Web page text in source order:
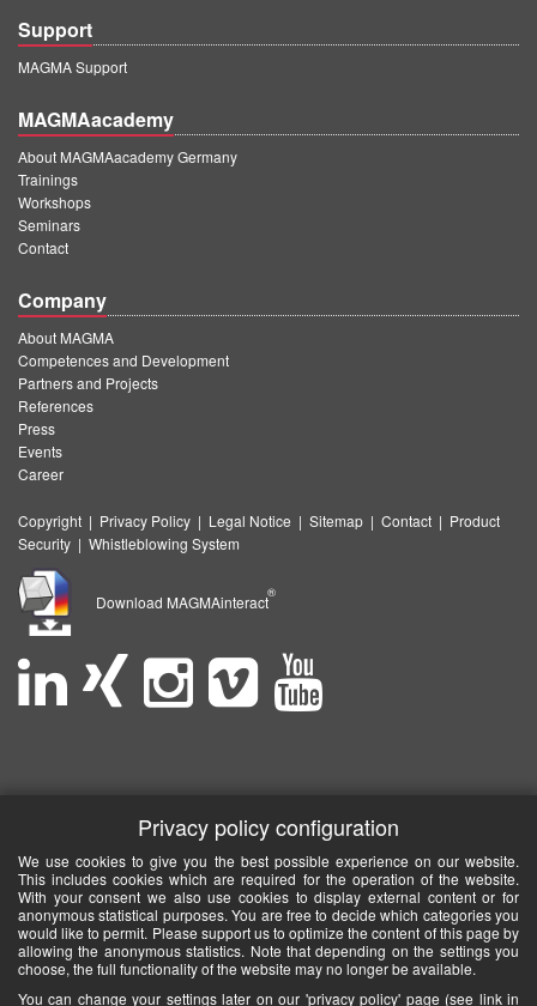
Support
MAGMA Support
MAGMAacademy
About MAGMAacademy Germany
Trainings
Workshops
Seminars
Contact
Company
About MAGMA
Competences and Development
Partners and Projects
References
Press
Events
Career
Copyright | Privacy Policy | Legal Notice | Sitemap | Contact | Product
Security | Whistleblowing System
Download MAGMAinteract
®
Privacy policy configuration
We use cookies to give you the best possible experience on our website.
This includes cookies which are required for the operation of the website.
With your consent we also use cookies to display external content or for
anonymous statistical purposes. You are free to decide which categories you
would like to permit. Please support us to optimize the content of this page by
allowing the anonymous statistics. Note that depending on the settings you
choose, the full functionality of the website may no longer be available.
You can change your settings later on our 'privacy policy' page (see link in